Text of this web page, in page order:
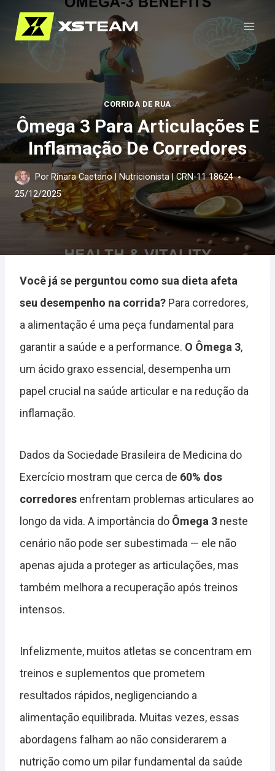
Pular
para
CORRIDA DE RUA
Ômega 3 Para Articulações E
Inflamação De Corredores
Por Rinara Caetano | Nutricionista | CRN-11 18624
25/12/2025
Você já se perguntou como sua dieta afeta
seu desempenho na corrida? Para corredores,
a alimentação é uma peça fundamental para
garantir a saúde e a performance. O Ômega 3,
um ácido graxo essencial, desempenha um
papel crucial na saúde articular e na redução da
inflamação.
Dados da Sociedade Brasileira de Medicina do
Exercício mostram que cerca de 60% dos
corredores enfrentam problemas articulares ao
longo da vida. A importância do Ômega 3 neste
cenário não pode ser subestimada — ele não
apenas ajuda a proteger as articulações, mas
também melhora a recuperação após treinos
intensos.
Infelizmente, muitos atletas se concentram em
treinos e suplementos que prometem
resultados rápidos, negligenciando a
alimentação equilibrada. Muitas vezes, essas
abordagens falham ao não considerarem a
nutrição como um pilar fundamental da saúde